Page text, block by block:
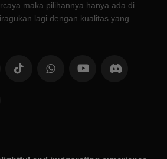
maka pilihannya hanya ada di
lagi dengan kualitas yang